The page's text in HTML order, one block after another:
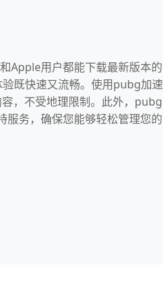
Apple用户都能下载最新版本的
既快速又流畅。使用pubg加速
，不受地理限制。此外，pubg
服务，确保您能够轻松管理您的